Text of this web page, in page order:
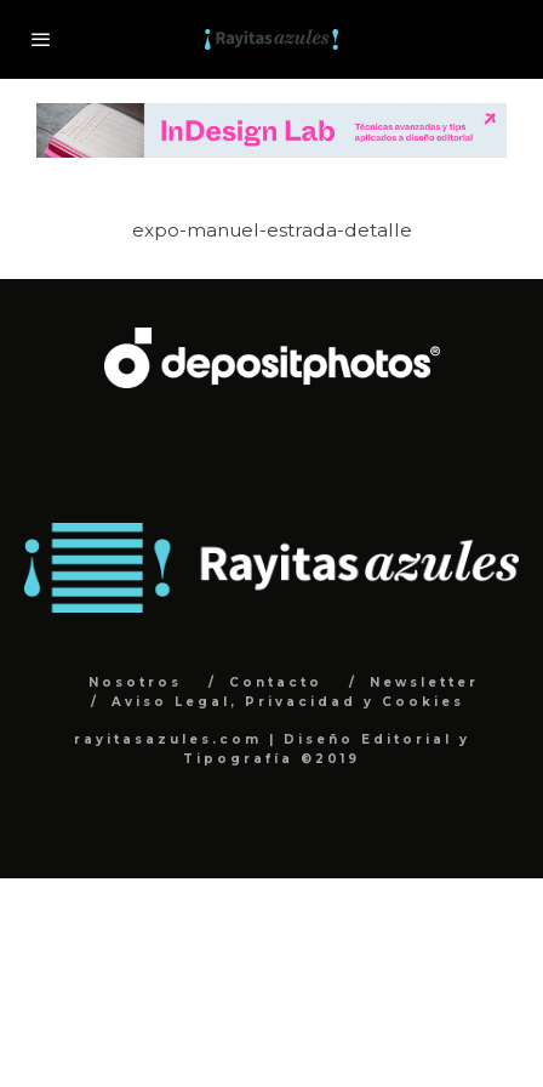
expo-manuel-estrada-detalle
Nosotros Contacto
Newsletter
Aviso Legal, Privacidad y Cookies
rayitasazules.com | Diseño Editorial y
Tipografía ©2019